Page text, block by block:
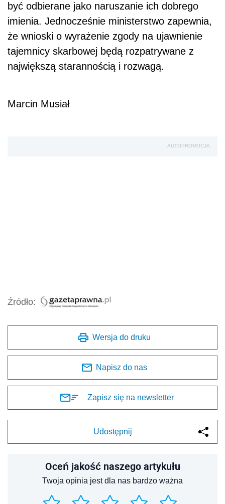
być odbierane jako naruszanie ich dobrego
imienia. Jednocześnie ministerstwo zapewnia,
że wnioski o wyrażenie zgody na ujawnienie
tajemnicy skarbowej będą rozpatrywane z
największą starannością i rozwagą.
Marcin Musiał
AUTOPROMOCJA
Źródło:
Wersja do druku
Napisz do nas
Zapisz się na newsletter
Udostępnij
Oceń jakość naszego artykułu
Twoja opinia jest dla nas bardzo ważna